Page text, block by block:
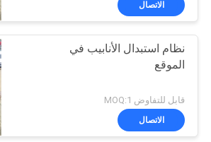
الاتصال
نظام استبدال الأنابيب في
الموقع
قابل للتفاوض MOQ:1
الاتصال